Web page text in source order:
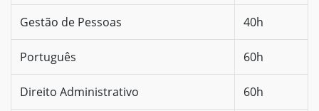
Gestão de Pessoas 40h
Português 60h
Direito Administrativo 60h